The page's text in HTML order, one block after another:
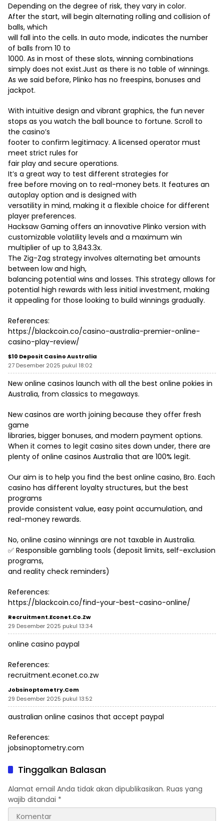
Depending on the degree of risk, they vary in color.
After the start, will begin alternating rolling and collision of
balls, which
will fall into the cells. In auto mode, indicates the number
of balls from 10 to
1000. As in most of these slots, winning combinations
simply does not exist.Just as there is no table of winnings.
As we said before, Plinko has no freespins, bonuses and
jackpot.
With intuitive design and vibrant graphics, the fun never
stops as you watch the ball bounce to fortune. Scroll to
the casino’s
footer to confirm legitimacy. A licensed operator must
meet strict rules for
fair play and secure operations.
It’s a great way to test different strategies for
free before moving on to real-money bets. It features an
autoplay option and is designed with
versatility in mind, making it a flexible choice for different
player preferences.
Hacksaw Gaming offers an innovative Plinko version with
customizable volatility levels and a maximum win
multiplier of up to 3,843.3x.
The Zig-Zag strategy involves alternating bet amounts
between low and high,
balancing potential wins and losses. This strategy allows for
potential high rewards with less initial investment, making
it appealing for those looking to build winnings gradually.
References:
https://blackcoin.co/casino-australia-premier-online-
casino-play-review/
$10 Deposit Casino Australia
27 Desember 2025 pukul 18:02
New online casinos launch with all the best online pokies in
Australia, from classics to megaways.
New casinos are worth joining because they offer fresh
game
libraries, bigger bonuses, and modern payment options.
When it comes to legit casino sites down under, there are
plenty of online casinos Australia that are 100% legit.
Our aim is to help you find the best online casino, Bro. Each
casino has different loyalty structures, but the best
programs
provide consistent value, easy point accumulation, and
real-money rewards.
No, online casino winnings are not taxable in Australia.
✅ Responsible gambling tools (deposit limits, self-exclusion
programs,
and reality check reminders)
References:
https://blackcoin.co/find-your-best-casino-online/
Recruitment.econet.co.zw
29 Desember 2025 pukul 13:34
online casino paypal
References:
recruitment.econet.co.zw
Jobsinoptometry.com
29 Desember 2025 pukul 13:52
australian online casinos that accept paypal
References:
jobsinoptometry.com
Tinggalkan Balasan
Alamat email Anda tidak akan dipublikasikan. Ruas yang
wajib ditandai *